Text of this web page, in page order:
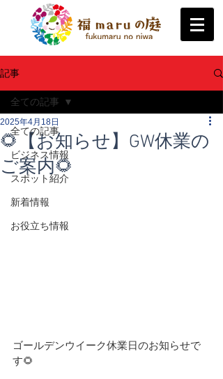
記事
全ての記事
ビジネス情報
スポット紹介
新着情報
お役立ち情報
全ての記事
🌻【お知らせ】GW休業の
ご案内🌻
2025年4月18日
ゴールデンウイーク休業日のお知らせで
す🌻